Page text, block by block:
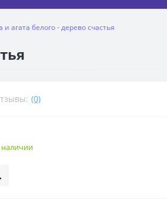
агата белого - дерево счастья
(0)
наличии